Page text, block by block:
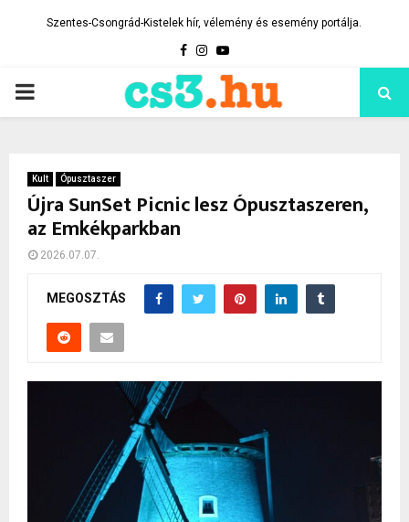
Szentes-Csongrád-Kistelek hír, vélemény és esemény portálja.
Facebook
Instagram
Youtube
PRIMARY
Kult Ópusztaszer
Újra SunSet Picnic lesz Ópusztaszeren,
az Emkékparkban
2026.07.07.
MEGOSZTÁS